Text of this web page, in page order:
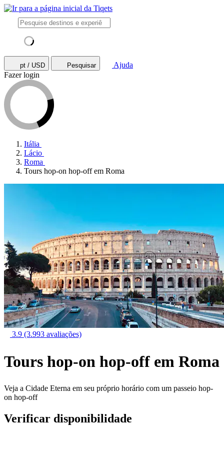
pt / USD Pesquisar
Ajuda
Fazer login
Itália
Lácio
Roma
Tours hop-on hop-off em Roma
3.9 (3.993 avaliações)
Tours hop-on hop-off em Roma
Veja a Cidade Eterna em seu próprio horário com um passeio hop-
on hop-off
Verificar disponibilidade